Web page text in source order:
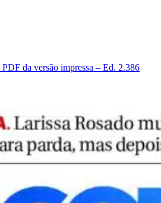
da versão impressa – Ed. 2.386